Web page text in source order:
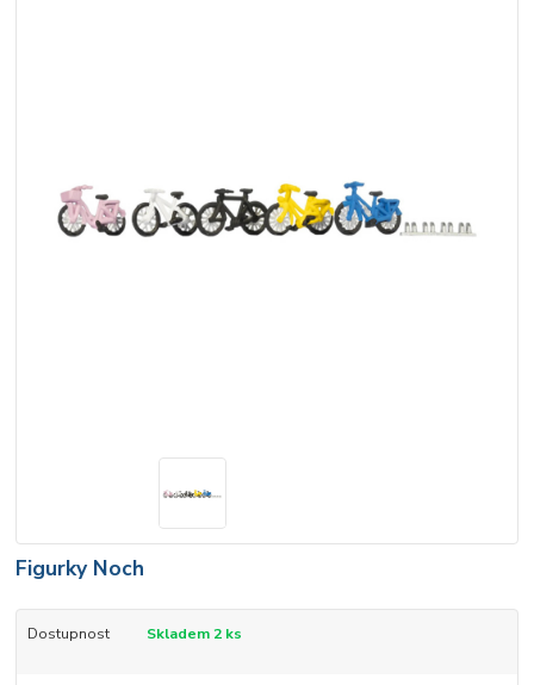
Figurky Noch
Dostupnost Skladem 2 ks